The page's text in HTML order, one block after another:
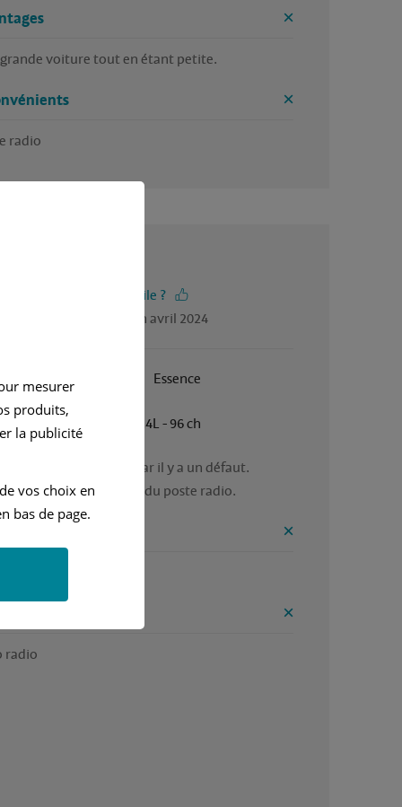
voiture tout en étant petite.
radio
vous trouvé cet avis utile ?
par Marie danielle, en avril 2024
Essence
Manuelle 1.4L - 96 ch
radio est mauvais car il y a un défaut.
se vide a cause du poste radio.
radio
mesurer
produits,
la publicité
vos choix en
bas de page.